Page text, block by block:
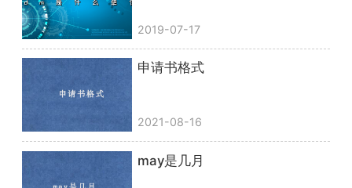
2019-07-17
申请书格式
2021-08-16
may是几月